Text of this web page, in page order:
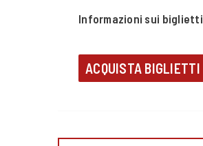
Informazioni sui biglietti
ACQUISTA BIGLIETTI